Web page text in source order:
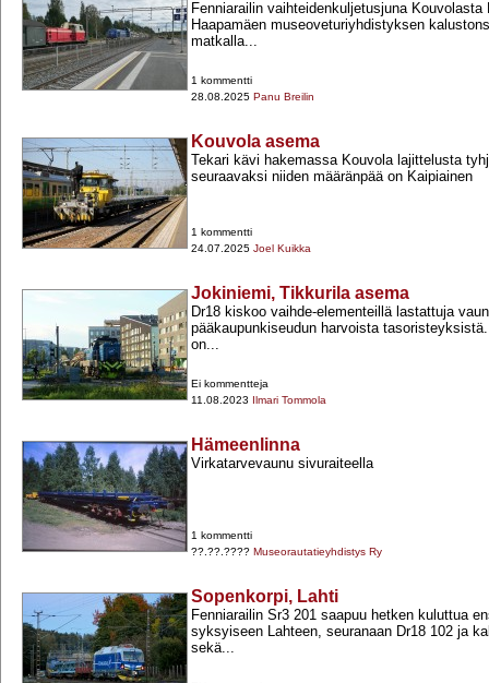
Fenniarailin vaihteidenkuljetusjuna Kouvolasta
Haapamäen museoveturiyhdistyksen
matkalla...
1 kommentti
28.08.2025 Panu Breilin
Kouvola asema
Tekari kävi hakemassa Kouvola lajittelusta
seuraavaksi niiden määränpää on Kaipiainen
1 kommentti
24.07.2025 Joel Kuikka
Jokiniemi, Tikkurila asema
Dr18 kiskoo vaihde-​elementeillä lastattuja
pääkaupunkiseudun harvoista
on...
Ei kommentteja
11.08.2023 Ilmari Tommola
Hämeenlinna
Virkatarvevaunu sivuraiteella
1 kommentti
??.??.???? Museorautatieyhdistys Ry
Sopenkorpi, Lahti
Fenniarailin Sr3 201 saapuu hetken kuluttua
syksyiseen Lahteen, seuranaan Dr18 102 ja
sekä...